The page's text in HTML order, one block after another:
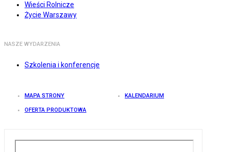
Wieści Rolnicze
Życie Warszawy
NASZE WYDARZENIA
Szkolenia i konferencje
MAPA STRONY KALENDARIUM
OFERTA PRODUKTOWA